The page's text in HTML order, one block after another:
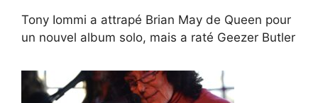
Tony Iommi a attrapé Brian May de Queen pour
un nouvel album solo, mais a raté Geezer Butler